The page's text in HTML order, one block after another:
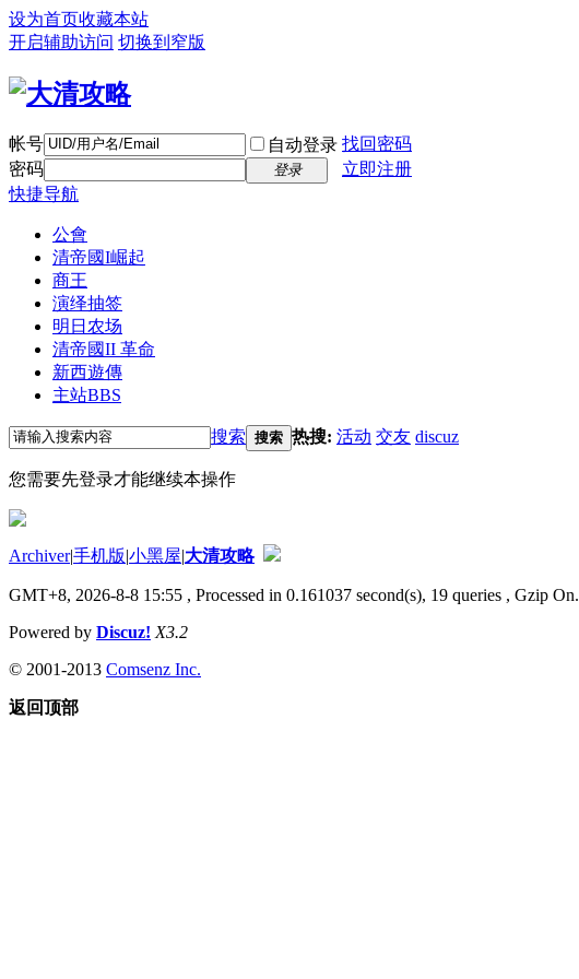
设为首页收藏本站
开启辅助访问 切换到窄版
帐号 自动登录 找回密码
密码
登录
立即注册
快捷导航
公會
清帝國I崛起
商王
演绎抽签
明日农场
清帝國II 革命
新西遊傳
主站BBS
搜索 搜索 热搜: 活动 交友 discuz
您需要先登录才能继续本操作
Archiver|手机版|小黑屋|大清攻略
GMT+8, 2026-8-8 15:55 , Processed in 0.161037 second(s), 19 queries , Gzip On.
Powered by Discuz! X3.2
© 2001-2013 Comsenz Inc.
返回顶部